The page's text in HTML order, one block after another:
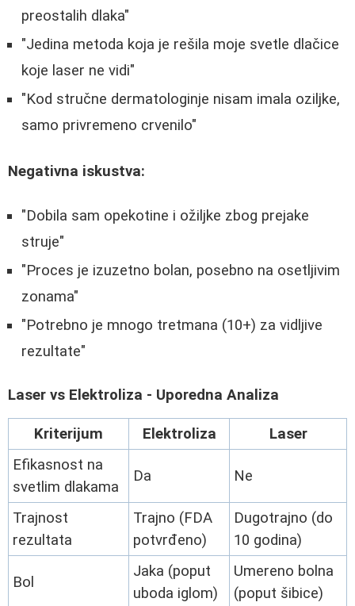
preostalih dlaka"
"Jedina metoda koja je rešila moje svetle dlačice
koje laser ne vidi"
"Kod stručne dermatologinje nisam imala oziljke,
samo privremeno crvenilo"
Negativna iskustva:
"Dobila sam opekotine i ožiljke zbog prejake
struje"
"Proces je izuzetno bolan, posebno na osetljivim
zonama"
"Potrebno je mnogo tretmana (10+) za vidljive
rezultate"
Laser vs Elektroliza - Uporedna Analiza
Kriterijum Elektroliza
Laser
Efikasnost na
svetlim dlakama
Da Ne
Trajnost
rezultata
Trajno (FDA
potvrđeno)
Dugotrajno (do
10 godina)
Bol
Jaka (poput
uboda iglom)
Umereno bolna
(poput šibice)